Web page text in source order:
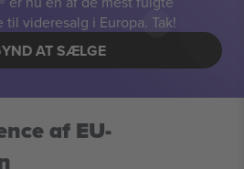
til videresalg i Europa. Tak!
AT SÆLGE
af EU-